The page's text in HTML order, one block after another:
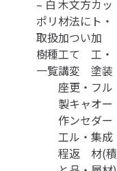
– 白
ポリ
取扱
樹種
一覧
木
材
加
工
講
座
製
作
工
程
文方
法に
つい
て
変
更・
キャ
ンセ
ル・
返
カッ
ト・
加
工・
塗装
フル
オー
ダー
集成
材(積